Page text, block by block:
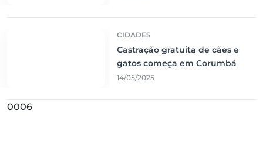
CIDADES
Castração gratuita de cães e
gatos começa em Corumbá
14/05/2025
0006